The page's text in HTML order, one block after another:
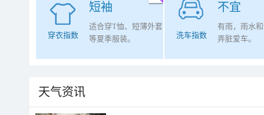
短袖
穿衣指数
适合穿T恤、短薄外套
等夏季服装。
不宜
洗车指数
有雨，雨水
弄脏爱车。
天气资讯